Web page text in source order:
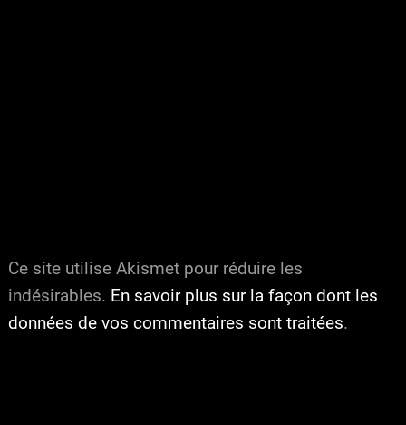
Ce site utilise Akismet pour réduire les
indésirables. En savoir plus sur la façon dont les
données de vos commentaires sont traitées.